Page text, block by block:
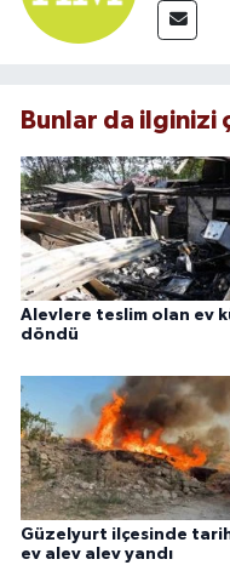
Bunlar da ilginizi
Alevlere teslim olan ev
döndü
Güzelyurt ilçesinde
ev alev alev yandı